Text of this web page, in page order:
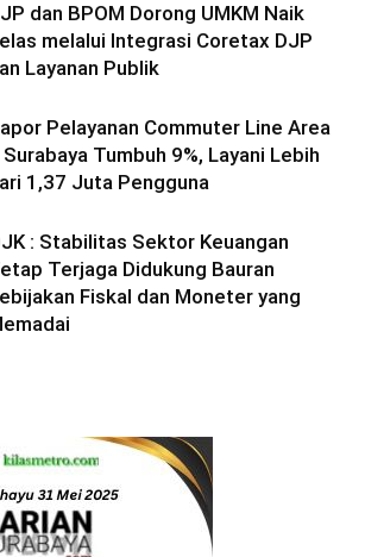
dan BPOM Dorong UMKM Naik
melalui Integrasi Coretax DJP
Layanan Publik
Pelayanan Commuter Line Area
Surabaya Tumbuh 9%, Layani Lebih
1,37 Juta Pengguna
: Stabilitas Sektor Keuangan
Terjaga Didukung Bauran
Fiskal dan Moneter yang